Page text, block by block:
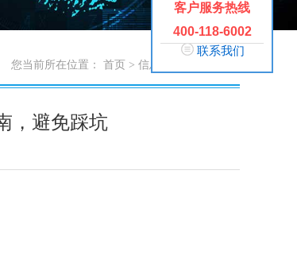
您当前所在位置： 首页 > 信息中心
，避免踩坑
客户服务热线
400-118-6002
联系我们